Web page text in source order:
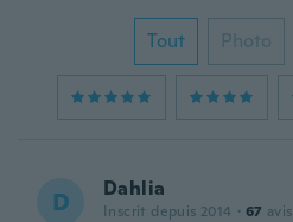
Tout Photo
D Dahlia
Inscrit depuis 2014 · 67 avis